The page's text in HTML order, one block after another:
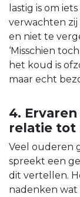
lastig is om
verwachten zij
en niet te
‘Misschien
het koud is
maar echt
4.
relatie tot
Veel ouderen
spreekt een
dit vertellen.
nadenken wat